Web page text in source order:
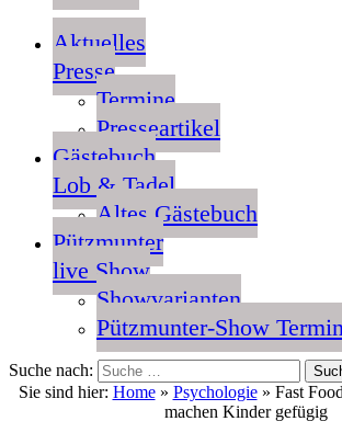
Aktuelles
Presse
Termine
Presseartikel
Gästebuch
Lob & Tadel
Altes Gästebuch
Pützmunter
live Show
Showvarianten
Pützmunter-Show
Suche nach:
Sie sind hier: Home» Psychologie» Fast
machen Kinder gefügig